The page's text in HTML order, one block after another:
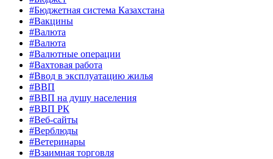
#Бюджетная система Казахстана
#Вакцины
#Валюта
#Валюта
#Валютные операции
#Вахтовая работа
#Ввод в эксплуатацию жилья
#ВВП
#ВВП на душу населения
#ВВП РК
#Веб-сайты
#Верблюды
#Ветеринары
#Взаимная торговля